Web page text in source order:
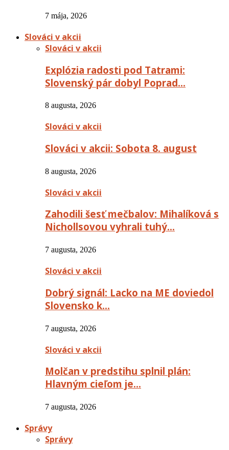
7 mája, 2026
Slováci v akcii
Slováci v akcii
Explózia radosti pod Tatrami:
Slovenský pár dobyl Poprad…
8 augusta, 2026
Slováci v akcii
Slováci v akcii: Sobota 8. august
8 augusta, 2026
Slováci v akcii
Zahodili šesť mečbalov: Mihalíková s
Nichollsovou vyhrali tuhý…
7 augusta, 2026
Slováci v akcii
Dobrý signál: Lacko na ME doviedol
Slovensko k…
7 augusta, 2026
Slováci v akcii
Molčan v predstihu splnil plán:
Hlavným cieľom je…
7 augusta, 2026
Správy
Správy